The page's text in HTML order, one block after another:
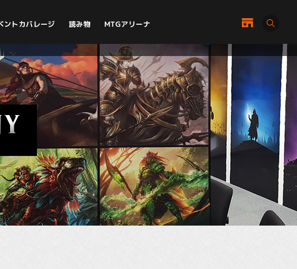
ントカバレージ 読み物 MTGアリーナ